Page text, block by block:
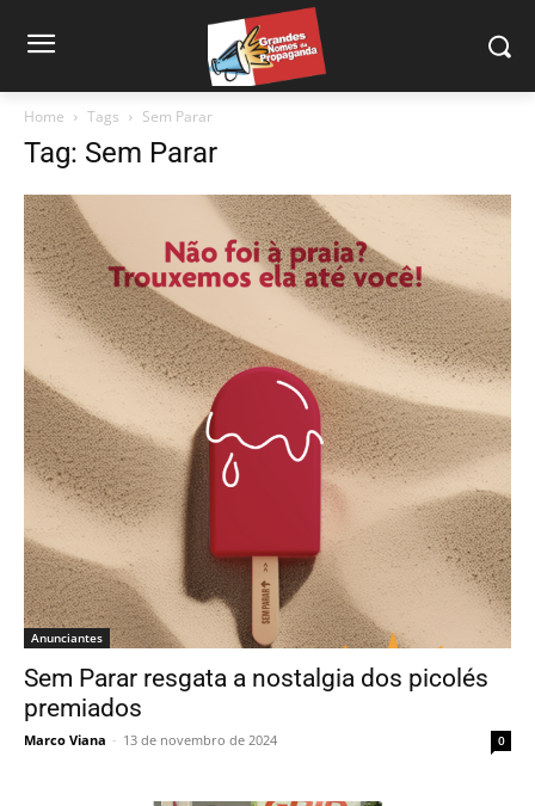
Home Tags Sem Parar
Tag: Sem Parar
Anunciantes
Sem Parar resgata a nostalgia dos picolés
premiados
Marco Viana - 13 de novembro de 2024 0